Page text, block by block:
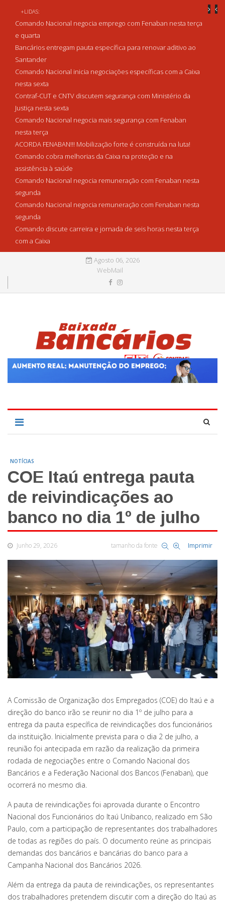
+LIDAS:
Comando Nacional negocia emprego com Fenaban nesta terça
e quarta
Bancários entregam pauta específica para renovar aditivo ao
Santander
Comando Nacional inicia negociações específicas com a Caixa
nesta sexta
Contraf-CUT e CNTV discutem segurança com Ministério da
Justiça nesta sexta
Comando Nacional negocia mais segurança com Fenaban
nesta terça
ACORDA FENABAN!!! Mobilização forte é construída na luta!
Comando cobra melhorias da Caixa na proteção e na
assistência à saúde
Comando Nacional negocia remuneração com Fenaban nesta
segunda
Comando Nacional negocia remuneração com Fenaban nesta
segunda
Comando discute carreira e jornada de seis horas nesta terça
com a Caixa
Agosto 06, 2026
WebMail
NOTÍCIAS
COE Itaú entrega pauta
de reivindicações ao
banco no dia 1º de julho
Junho 29, 2026 tamanho da fonte Imprimir
A Comissão de Organização dos Empregados (COE) do Itaú e a
direção do banco irão se reunir no dia 1º de julho para a
entrega da pauta específica de reivindicações dos funcionários
da instituição. Inicialmente prevista para o dia 2 de julho, a
reunião foi antecipada em razão da realização da primeira
rodada de negociações entre o Comando Nacional dos
Bancários e a Federação Nacional dos Bancos (Fenaban), que
ocorrerá no mesmo dia.
A pauta de reivindicações foi aprovada durante o Encontro
Nacional dos Funcionários do Itaú Unibanco, realizado em São
Paulo, com a participação de representantes dos trabalhadores
de todas as regiões do país. O documento reúne as principais
demandas dos bancários e bancárias do banco para a
Campanha Nacional dos Bancários 2026.
Além da entrega da pauta de reivindicações, os representantes
dos trabalhadores pretendem discutir com a direção do Itaú as